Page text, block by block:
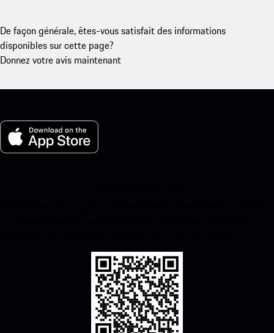
De façon générale, êtes-vous satisfait des informations
disponibles sur cette page?
Donnez votre avis maintenant